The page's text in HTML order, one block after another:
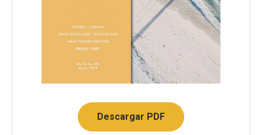
Descargar PDF